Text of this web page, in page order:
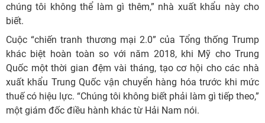
chúng tôi không thể làm gì thêm,” nhà xuất khẩu này cho
biết.
Cuộc “chiến tranh thương mại 2.0” của Tổng thống Trump
khác biệt hoàn toàn so với năm 2018, khi Mỹ cho Trung
Quốc một thời gian đệm vài tháng, tạo cơ hội cho các nhà
xuất khẩu Trung Quốc vận chuyển hàng hóa trước khi mức
thuế có hiệu lực. “Chúng tôi không biết phải làm gì tiếp theo,”
một giám đốc điều hành khác từ Hải Nam nói.